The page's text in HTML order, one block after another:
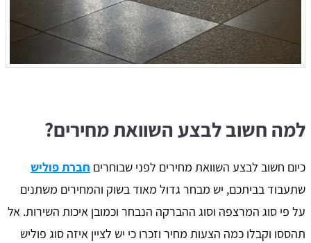
למה חשוב לבצע השוואת מחירים?
כיום חשוב לבצע השוואת מחירים לפני שבוחרים חברת פוליש
שתעבוד בביתכם, יש מבחר גדול מאוד בשוק והמחירים משתנים
על פי סוג המרצפה וסוג ההברקה הנבחר וכמובן איכות השירות. אל
תהססו וקבלו כמה הצעות מחיר וזכרו כי יש לציין איזה סוג פוליש